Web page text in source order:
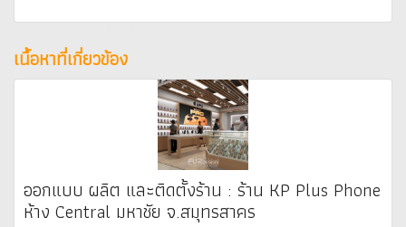
เนื้อหาที่เกี่ยวข้อง
ออกแบบ ผลิต และติดตั้งร้าน : ร้าน KP Plus Phone
ห้าง Central มหาชัย จ.สมุทรสาคร